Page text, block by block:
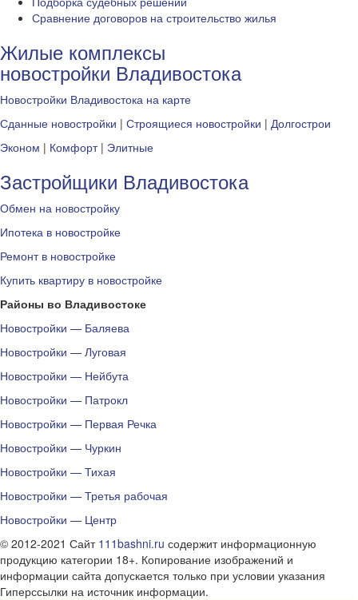
Сравнение договоров на строительство жилья
Жилые комплексы
новостройки Владивостока
Новостройки Владивостока на карте
Сданные новостройки | Строящиеся новостройки | Долгострои
Эконом | Комфорт| Элитные
Застройщики Владивостока
Обмен на новостройку
Ипотека в новостройке
Ремонт в новостройке
Купить квартиру в новостройке
Районы во Владивостоке
Новостройки — Баляева
Новостройки — Луговая
Новостройки — Нейбута
Новостройки — Патрокл
Новостройки — Первая Речка
Новостройки — Чуркин
Новостройки — Тихая
Новостройки — Третья рабочая
Новостройки — Центр
© 2012-2021 Сайт 111bashni.ru содержит информационную
продукцию категории 18+. Копирование изображений и
информации сайта допускается только при условии указания
Гиперссылки на источник информации.